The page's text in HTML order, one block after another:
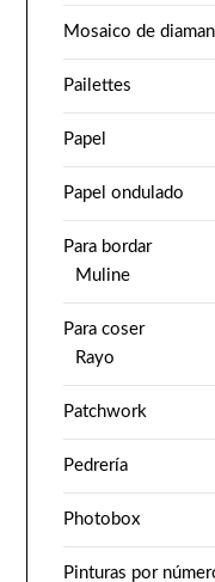
Mosaico de
Pailettes
Papel
Papel ondulado
Para bordar
Muline
Para coser
Rayo
Patchwork
Pedrería
Photobox
Pinturas por